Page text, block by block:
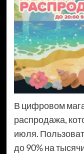
В цифровом
распродажа,
июля.
до 90% на